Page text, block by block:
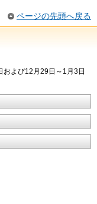
ページの先頭へ戻る
および12月29日～1月3日